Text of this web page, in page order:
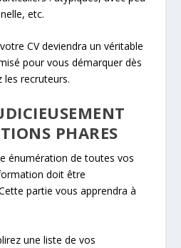
etc.
CV deviendra un véritable
pour vous démarquer dès
les recruteurs.
PHARES
énumération de toutes vos
doit être
partie vous apprendra à
une liste de vos